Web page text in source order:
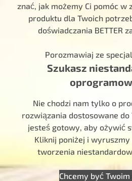
znać, jak możemy Ci pomóc w
produktu dla Twoich
doświadczania BETTER
Porozmawiaj ze
Szukasz
Nie chodzi nam tylko o
rozwiązania dostosowane do
jesteś gotowy, aby ożywić
Kliknij poniżej i
tworzenia
Chcemy być